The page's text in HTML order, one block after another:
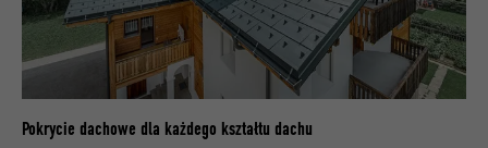
Pokrycie dachowe dla każdego kształtu dachu